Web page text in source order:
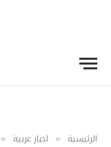
الرئيسية » اخبار عربية »